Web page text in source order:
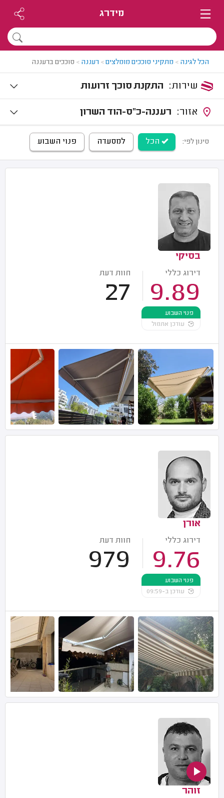
מידרג
הכל לגינה > מתקיני סוככים מומלצים> רעננה > סוככים ברעננה
התקנת סוכך זרועות
רעננה-כ"ס-הוד השרון
סינון לפי: הכל למסעדה פנוי השבוע
בסיקי
דירוג כללי
9.89
חוות דעת
27
פנוי השבוע
עודכן אתמול
אורן
דירוג כללי
9.76
חוות דעת
979
פנוי השבוע
עודכן ב-09:59
זוהר